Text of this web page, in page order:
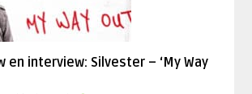
en interview: Silvester – ‘My Way